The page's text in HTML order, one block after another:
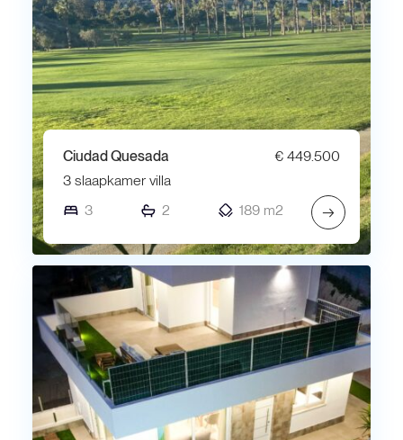
Ciudad Quesada
€ 449.500
3 slaapkamer villa
3
2 189 m2 →